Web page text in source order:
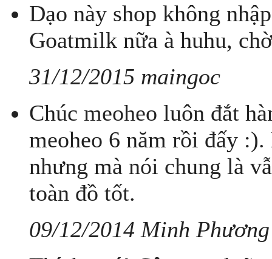
Dạo này shop không
Goatmilk nữa à huhu,
31/12/2015 maingoc
Chúc meoheo luôn đắt
meoheo 6 năm rồi đấy
nhưng mà nói chung là
toàn đồ tốt.
09/12/2014 Minh Phương